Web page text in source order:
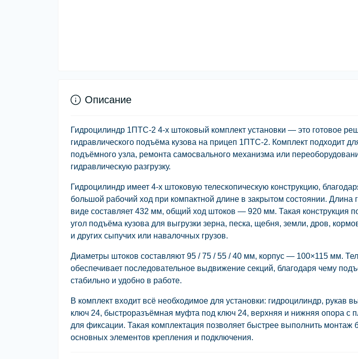
Описание
Гидроцилиндр 1ПТС-2 4-х штоковый комплект установки — это готовое
гидравлического подъёма кузова на прицеп 1ПТС-2. Комплект подходит
подъёмного узла, ремонта самосвального механизма или
гидравлическую разгрузку.
Гидроцилиндр имеет 4-х штоковую телескопическую конструкцию,
большой рабочий ход при компактной длине в закрытом состоянии. Длина
виде составляет 432 мм, общий ход штоков — 920 мм. Такая конструкция
угол подъёма кузова для выгрузки зерна, песка, щебня, земли, дров,
и других сыпучих или навалочных грузов.
Диаметры штоков составляют 95 / 75 / 55 / 40 мм, корпус — 100×115 мм.
обеспечивает последовательное выдвижение секций, благодаря чему
стабильно и удобно в работе.
В комплект входит всё необходимое для установки: гидроцилиндр, рукав
ключ 24, быстроразъёмная муфта под ключ 24, верхняя и нижняя опора с
для фиксации. Такая комплектация позволяет быстрее выполнить монтаж
основных элементов крепления и подключения.